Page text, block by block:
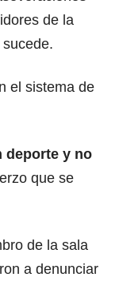
de la
el sistema de
deporte y no
que se
de la sala
a denunciar